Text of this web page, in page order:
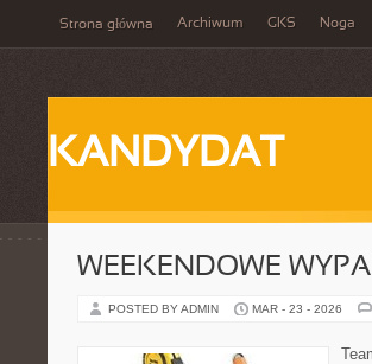
Strona główna Archiwum GKS Noga
KANDYDAT
WEEKENDOWE
POSTED BY ADMIN MAR - 23 - 2026